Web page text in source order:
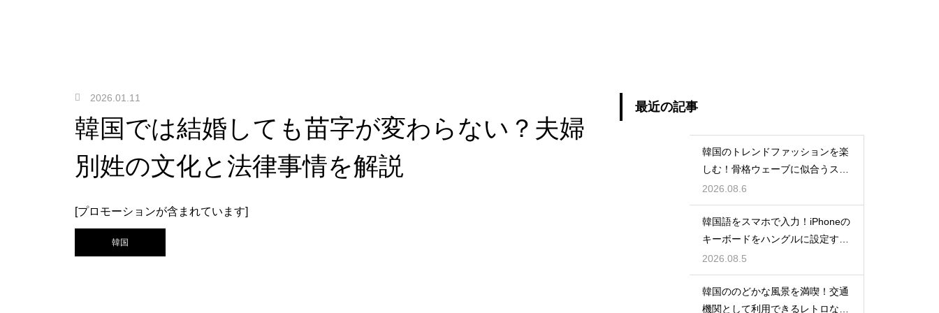
2026.01.11
韓国では結婚しても苗字が変わらない？夫婦
別姓の文化と法律事情を解説
[プロモーションが含まれています]
韓国
最近の記事
韓国のトレンドファッションを楽
しむ！骨格ウェーブに似合うスタ
イルの特徴
2026.08.6
韓国語をスマホで入力！iPhoneの
キーボードをハングルに設定する
手順
2026.08.5
韓国ののどかな風景を満喫！交通
機関として利用できるレトロな観